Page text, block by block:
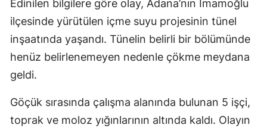
Edinilen bilgilere göre olay, Adana’nın İmamoğlu
ilçesinde yürütülen içme suyu projesinin tünel
inşaatında yaşandı. Tünelin belirli bir bölümünde
henüz belirlenemeyen nedenle çökme meydana
geldi.
Göçük sırasında çalışma alanında bulunan 5 işçi,
toprak ve moloz yığınlarının altında kaldı. Olayın